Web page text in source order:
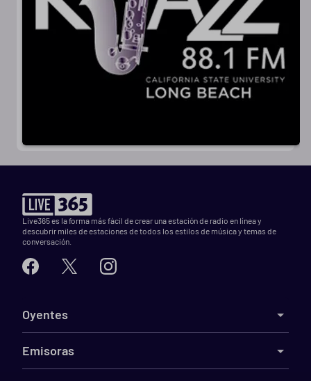
Live365 es la forma más fácil de crear una estación de radio en línea y
descubrir miles de estaciones de todos los estilos de música y temas de
conversación.
Oyentes
Emisoras